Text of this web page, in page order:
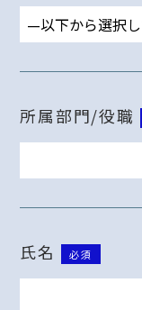
所属部門/役職
氏名 必須